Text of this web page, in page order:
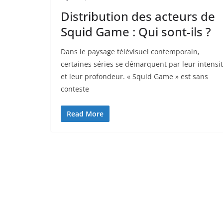
Distribution des acteurs de
Squid Game : Qui sont-ils ?
Dans le paysage télévisuel contemporain,
certaines séries se démarquent par leur
et leur profondeur. « Squid Game » est sans
conteste
Read More